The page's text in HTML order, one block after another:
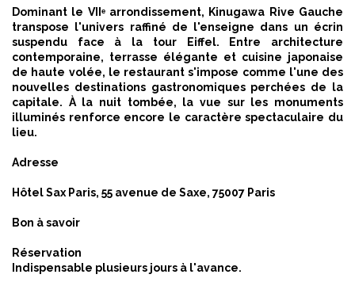
Dominant le VIIᵉ arrondissement, Kinugawa Rive Gauche
transpose l'univers raffiné de l'enseigne dans un écrin
suspendu face à la tour Eiffel. Entre architecture
contemporaine, terrasse élégante et cuisine japonaise
de haute volée, le restaurant s'impose comme l'une des
nouvelles destinations gastronomiques perchées de la
capitale. À la nuit tombée, la vue sur les monuments
illuminés renforce encore le caractère spectaculaire du
lieu.
Adresse
Hôtel Sax Paris, 55 avenue de Saxe, 75007 Paris
Bon à savoir
Réservation
Indispensable plusieurs jours à l'avance.